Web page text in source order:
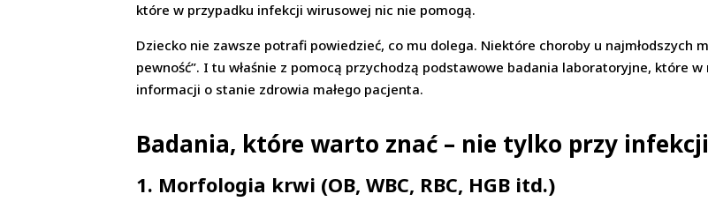
które w przypadku infekcji wirusowej nic nie pomogą.
Dziecko nie zawsze potrafi powiedzieć, co mu dolega. Niektóre choroby u najmłodszych
pewność”. I tu właśnie z pomocą przychodzą podstawowe badania laboratoryjne, które
informacji o stanie zdrowia małego pacjenta.
Badania, które warto znać – nie tylko przy infekcji
1. Morfologia krwi (OB, WBC, RBC, HGB itd.)